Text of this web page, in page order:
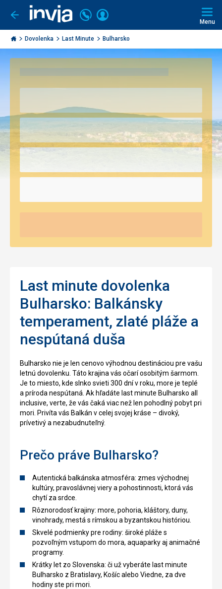
Ísť
späť
Invia.sk
Volajte
+421
2
3221
0491
Prihlásiť
Menu
Dovolenka Last Minute Bulharsko
Last minute dovolenka
Bulharsko: Balkánsky
temperament, zlaté pláže a
nespútaná duša
Bulharsko nie je len cenovo výhodnou destináciou pre vašu
letnú dovolenku. Táto krajina vás očarí osobitým šarmom.
Je to miesto, kde slnko svieti 300 dní v roku, more je teplé
a príroda nespútaná. Ak hľadáte last minute Bulharsko all
inclusive, verte, že vás čaká viac než len pohodlný pobyt pri
mori. Privíta vás Balkán v celej svojej kráse – divoký,
prívetivý a nezabudnuteľný.
Prečo práve Bulharsko?
Autentická balkánska atmosféra: zmes východnej
kultúry, pravoslávnej viery a pohostinnosti, ktorá vás
chytí za srdce.
Rôznorodosť krajiny: more, pohoria, kláštory, duny,
vinohrady, mestá s rímskou a byzantskou históriou.
Skvelé podmienky pre rodiny: široké pláže s
pozvoľným vstupom do mora, aquaparky aj animačné
programy.
Krátky let zo Slovenska: či už vyberáte last minute
Bulharsko z Bratislavy, Košíc alebo Viedne, za dve
hodiny ste pri mori.